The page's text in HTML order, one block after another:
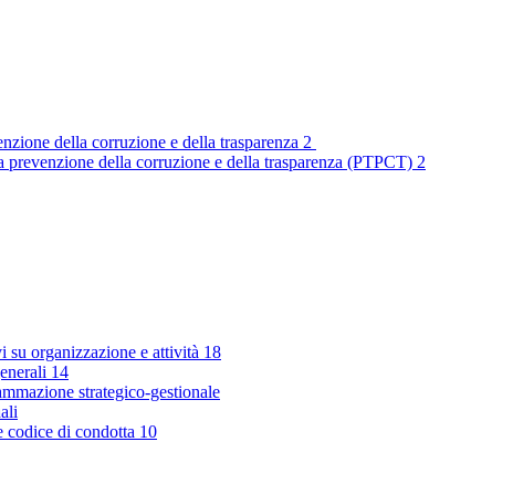
della corruzione e della trasparenza 2
prevenzione della corruzione e della trasparenza (PTPCT) 2
su organizzazione e attività 18
14
strategico-gestionale
codice di condotta 10